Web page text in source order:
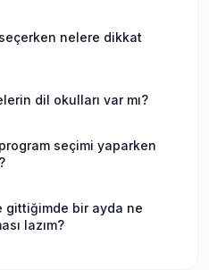
nelere dikkat
dil okulları var mı?
seçimi yaparken
gittiğimde bir ayda ne
lazım?